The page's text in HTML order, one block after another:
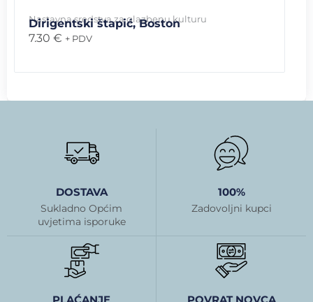
Nastavna sredstva za glazbenu kulturu
Dirigentski štapić, Boston
7.30 € + PDV
DOSTAVA
Sukladno Općim
uvjetima isporuke
100%
Zadovoljni kupci
PLAĆANJE POVRAT NOVCA